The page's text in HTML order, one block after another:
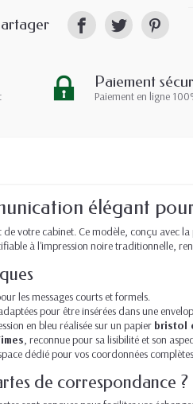
Paiement
Paiement en ligne
élégant
votre cabinet. Ce modèle, conçu avec la
à l'impression noire traditionnelle,
les messages courts et formels.
pour être insérées dans une
en bleu réalisée sur un papier bristol
, reconnue pour sa lisibilité et son
dédié pour vos coordonnées
de correspondance ?